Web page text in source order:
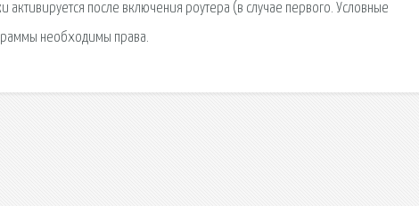
активируется после включения роутера (в случае первого. Условные
необходимы права.